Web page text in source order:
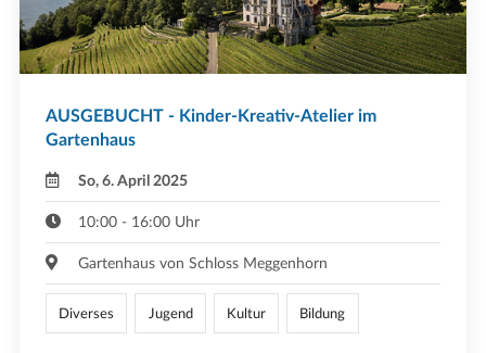
AUSGEBUCHT - Kinder-Kreativ-Atelier im
Gartenhaus
So, 6. April 2025
10:00 - 16:00 Uhr
Gartenhaus von Schloss Meggenhorn
Diverses Jugend Kultur Bildung